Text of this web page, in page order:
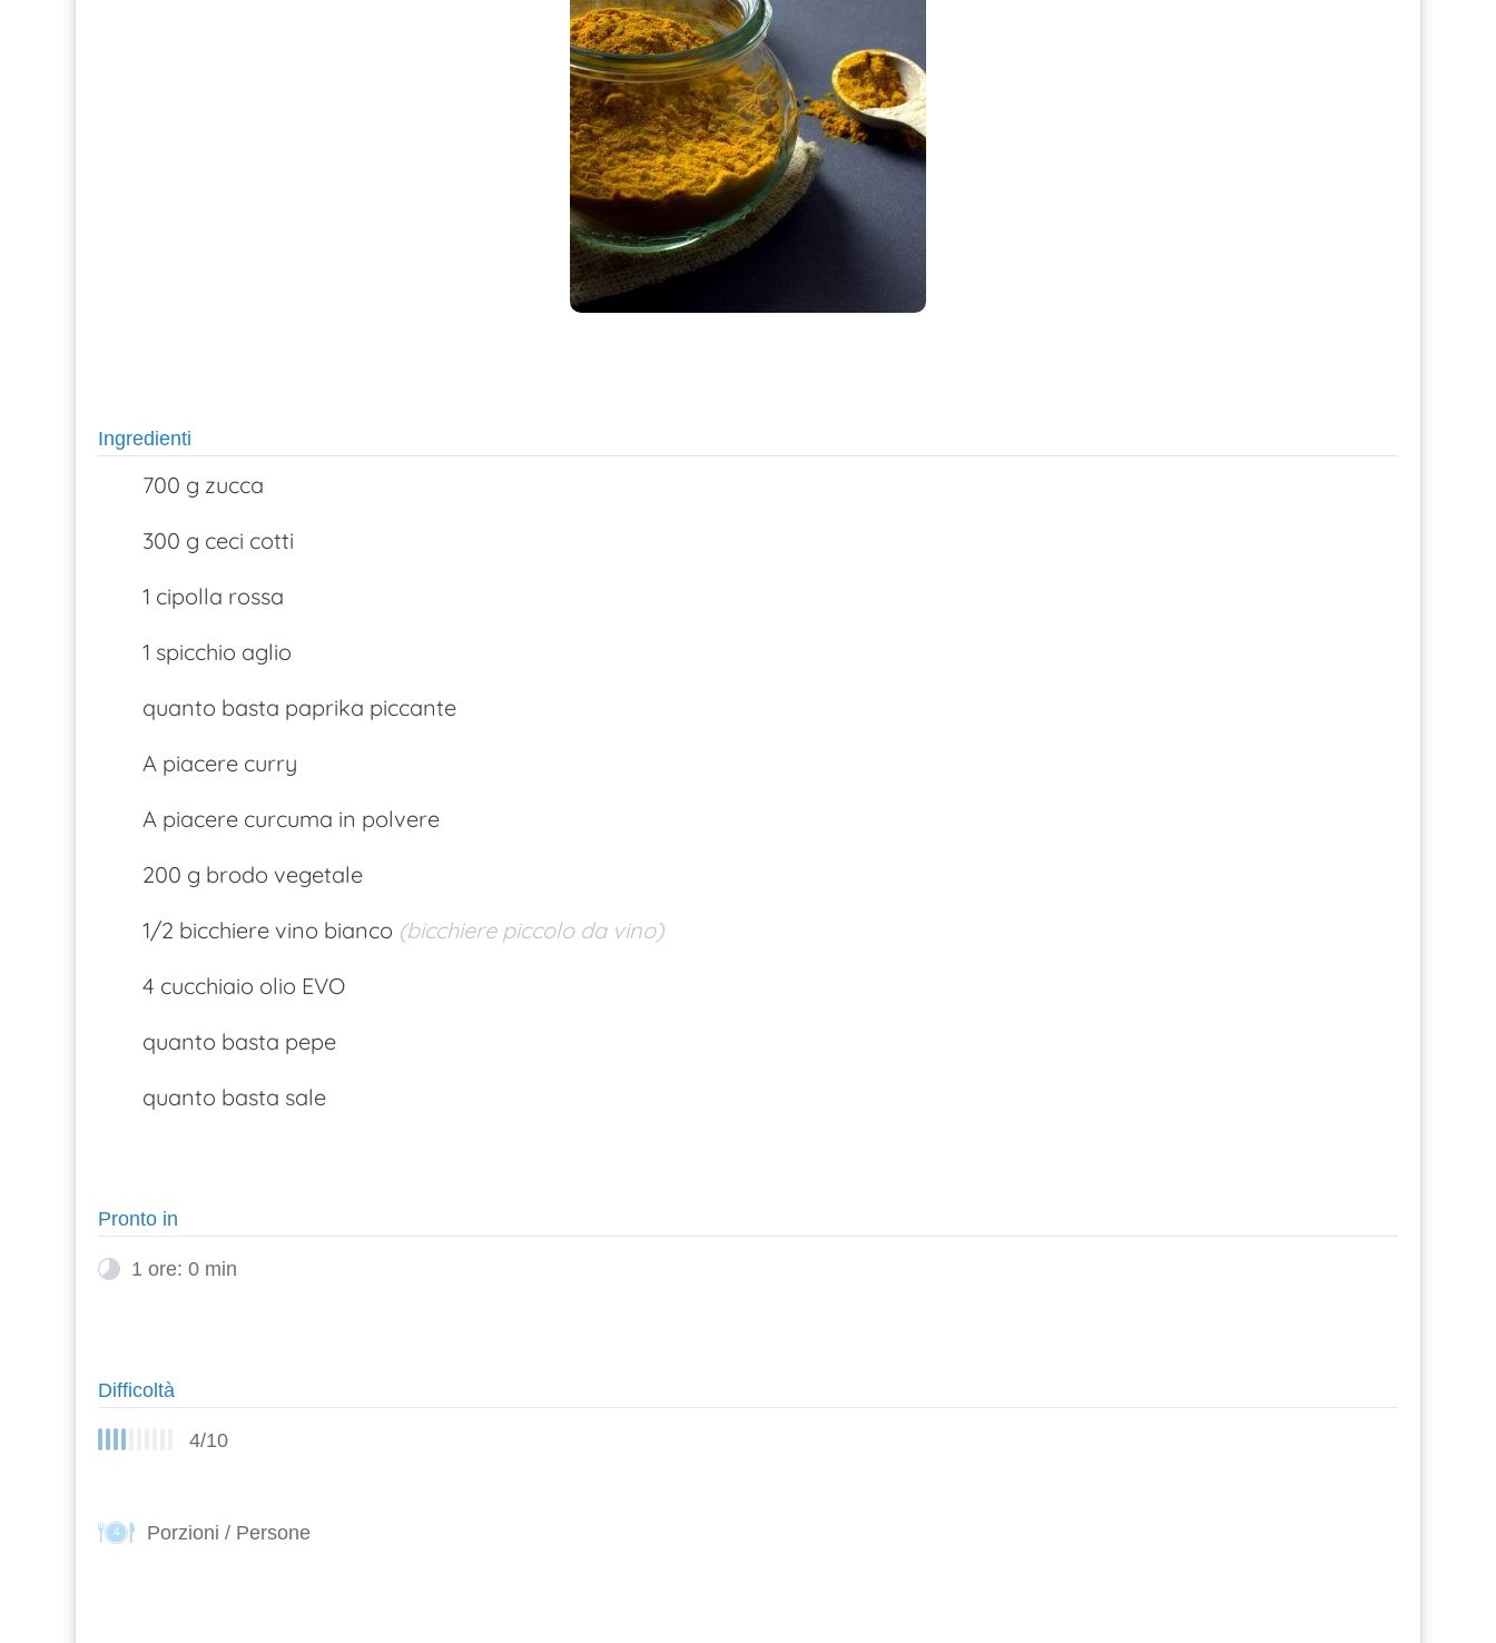
Ingredienti
700 g zucca
300 g ceci cotti
1 cipolla rossa
1 spicchio aglio
quanto basta paprika piccante
A piacere curry
A piacere curcuma in polvere
200 g brodo vegetale
1/2 bicchiere vino bianco (bicchiere piccolo da vino)
4 cucchiaio olio EVO
quanto basta pepe
quanto basta sale
Pronto in
1 ore: 0 min
Difficoltà
4/10
4 Porzioni / Persone